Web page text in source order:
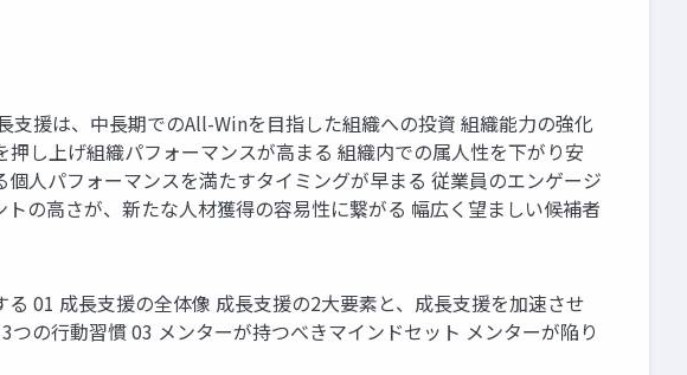
援は、中⻑期でのAll-Winを⽬指した組織への投資 組織能⼒の強化
し上げ組織パフォーマンスが⾼まる 組織内での属⼈性を下がり安
⼈パフォーマンスを満たすタイミングが早まる 従業員のエンゲージ
の⾼さが、新たな⼈材獲得の容易性に繋がる 幅広く望ましい候補者
01 成⻑⽀援の全体像 成⻑⽀援の2⼤要素と、成⻑⽀援を加速させ
の⾏動習慣 03 メンターが持つべきマインドセット メンターが陥り